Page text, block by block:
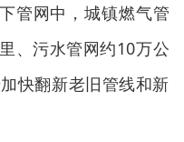
管网中，城镇燃气管
、污水管网约10万公
快翻新老旧管线和新